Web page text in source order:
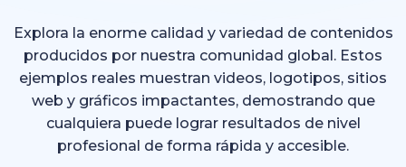
Explora la enorme calidad y variedad de contenidos
producidos por nuestra comunidad global. Estos
ejemplos reales muestran videos, logotipos, sitios
web y gráficos impactantes, demostrando que
cualquiera puede lograr resultados de nivel
profesional de forma rápida y accesible.